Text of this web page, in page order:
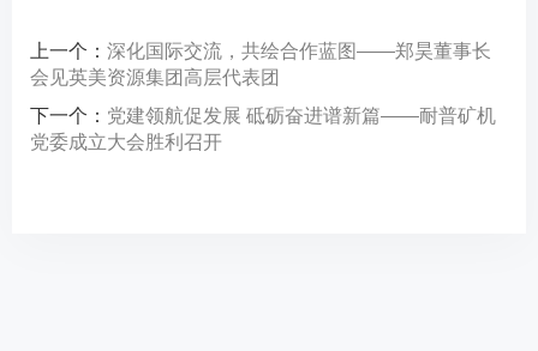
上一个： 深化国际交流，共绘合作蓝图——郑昊董事长
会见英美资源集团高层代表团
下一个： 党建领航促发展 砥砺奋进谱新篇——耐普矿机
党委成立大会胜利召开